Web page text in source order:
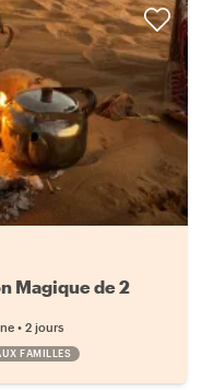
Magique de 2
• 2 jours
FAMILLES